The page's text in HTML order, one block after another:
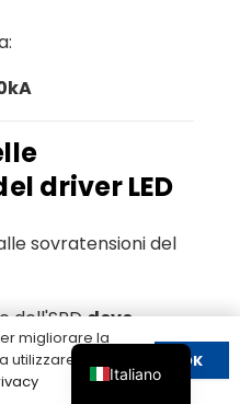
driver LED
sovratensioni del
dell'SPDdeve
di resistenza
migliorare la
utilizzare questo
OK
Italiano